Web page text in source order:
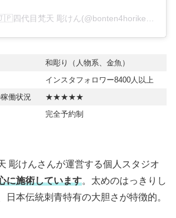
和彫り（人物系、金魚）
インスタフォロワー8400人以上
働状況
★★★★★
完全予約制
彫けんさんが運営する個人スタジオ
に施術しています。太めのはっきりし
日本伝統刺青特有の大胆さが特徴的。